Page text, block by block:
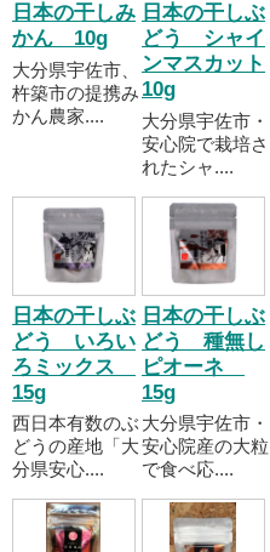
日本の干しみ
かん 10g
大分県宇佐市、
杵築市の提携み
かん農家....
日本の干しぶ
どう シャイ
ンマスカット
10g
大分県宇佐市・
安心院で栽培さ
れたシャ....
日本の干しぶ
どう いろい
ろミックス
15g
西日本有数のぶ
どうの産地「大
分県安心....
日本の干しぶ
どう 種無し
ピオーネ
15g
大分県宇佐市・
安心院産の大粒
で食べ応....